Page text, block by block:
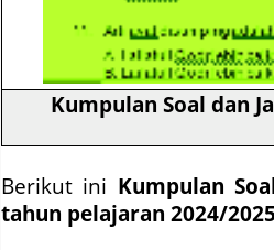
Kumpulan Soal dan
Berikut ini Kumpulan
tahun pelajaran 2024/2025